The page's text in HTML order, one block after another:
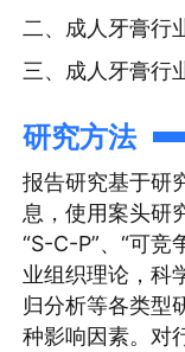
二、成人牙膏行
三、成人牙膏行
研究方法
报告研究基于研
息，使用案头研
“S-C-P”、“可竞
业组织理论，科
归分析等各类型
种影响因素。对